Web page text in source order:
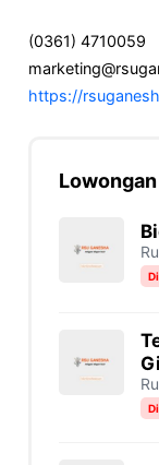
(0361) 4710059
https://